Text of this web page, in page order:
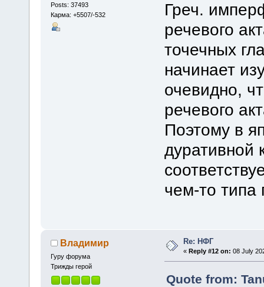
Posts: 37493
Карма: +5507/-532
Греч.
речевого
точечных
начинает
очевидно,
речевого
Поэтому в
дуративной
чем-то типа
Владимир
Гуру форума
Трижды герой
Re: НФГ
«Reply #12 on: 08 July
Quote from: